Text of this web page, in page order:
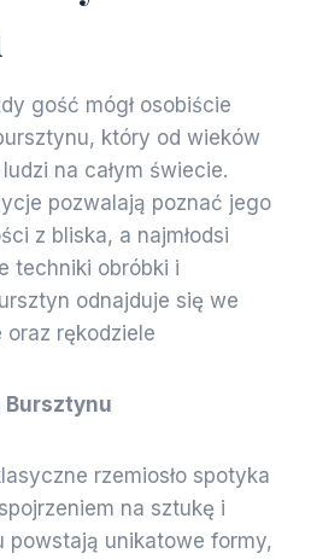
gość mógł osobiście
który od wieków
na całym świecie.
pozwalają poznać jego
z bliska, a najmłodsi
techniki obróbki i
odnajduje się we
oraz rękodziele
Bursztynu
rzemiosło spotyka
na sztukę i
powstają unikatowe formy,